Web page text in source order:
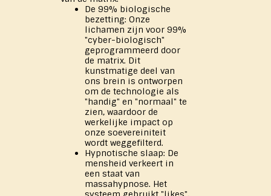
De 99% biologische
bezetting: Onze
lichamen zijn voor 99%
"cyber-biologisch"
geprogrammeerd door
de matrix. Dit
kunstmatige deel van
ons brein is ontworpen
om de technologie als
"handig" en "normaal" te
zien, waardoor de
werkelijke impact op
onze soevereiniteit
wordt weggefilterd.
Hypnotische slaap: De
mensheid verkeert in
een staat van
massahypnose. Het